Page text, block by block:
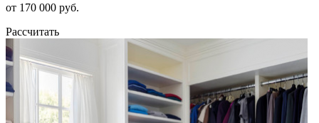
от 170 000 руб.
Рассчитать